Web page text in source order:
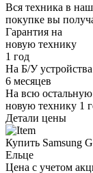
Вся техника в
покупке вы
Гарантия на
новую технику
1 год
На Б/У устройства
6 месяцев
На всю остальную
новую технику 1
Детали цены
Купить Samsung
Ельце
Цена с учетом